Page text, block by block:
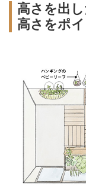
高さを出
高さをポ